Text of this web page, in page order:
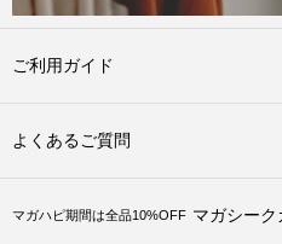
ご利用ガイド
よくあるご質問
マガハピ期間は全品10%OFF マガシーク